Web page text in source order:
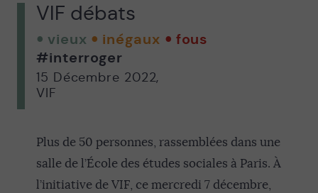
VIF débats
vieux inégaux
fous
#interroger
15 Décembre 2022,
VIF
Plus de 50 personnes, rassemblées dans une
salle de l’École des études sociales à Paris. À
l’initiative de VIF, ce mercredi 7 décembre,